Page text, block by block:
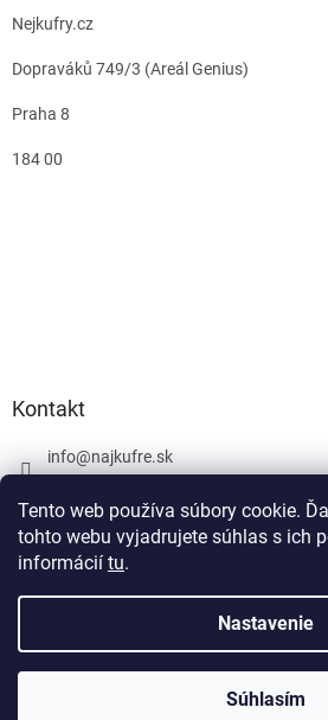
Tento web používa súbory cookie.
tohto webu vyjadrujete súhlas s ich
informácií tu.
Nastavenie
Súhlasím
Nejkufry.cz
Dopraváků 749/3 (Areál Genius)
Praha 8
184 00
Kontakt
info@najkufre.sk
Facebook
Vytvoril
najkufre.sk.